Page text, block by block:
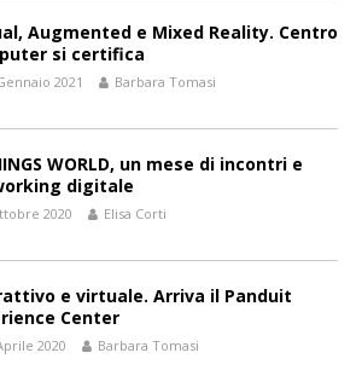
Augmented e Mixed Reality. Centro
si certifica
2021 Barbara Tomasi
WORLD, un mese di incontri e
digitale
2020 Elisa Corti
e virtuale. Arriva il Panduit
Center
2020 Barbara Tomasi